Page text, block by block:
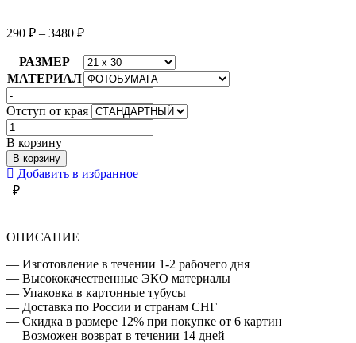
290 ₽ – 3480 ₽
РАЗМЕР
МАТЕРИАЛ
Отступ от края
Количество
товара
ПЕРЕЦ
ЧИЛИ
В корзину
В корзину
Добавить в избранное
₽
ОПИСАНИЕ
— Изготовление в течении 1-2 рабочего дня
— Высококачественные ЭКО материалы
— Упаковка в картонные тубусы
— Доставка по России и странам СНГ
— Скидка в размере 12% при покупке от 6 картин
— Возможен возврат в течении 14 дней